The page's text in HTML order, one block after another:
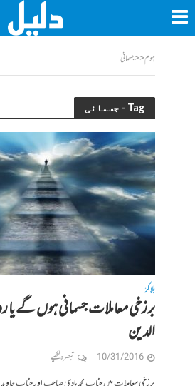
ہوم<<جسمانی
Tag - جسمانی
بلاگز
برزخی معاملات جسمانی ہوں گے یا
الدین
10/31/2016 تبصرہ لکھیے